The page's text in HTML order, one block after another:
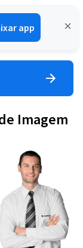
app
Entrar
Imagem